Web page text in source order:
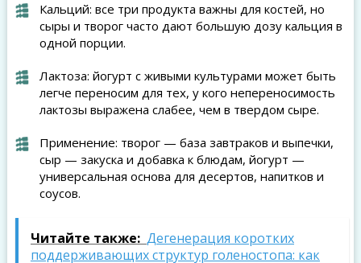
Кальций: все три продукта важны для костей, но
сыры и творог часто дают большую дозу кальция в
одной порции.
Лактоза: йогурт с живыми культурами может быть
легче переносим для тех, у кого непереносимость
лактозы выражена слабее, чем в твердом сыре.
Применение: творог — база завтраков и выпечки,
сыр — закуска и добавка к блюдам, йогурт —
универсальная основа для десертов, напитков и
соусов.
Читайте также: Дегенерация коротких
поддерживающих структур голеностопа: как